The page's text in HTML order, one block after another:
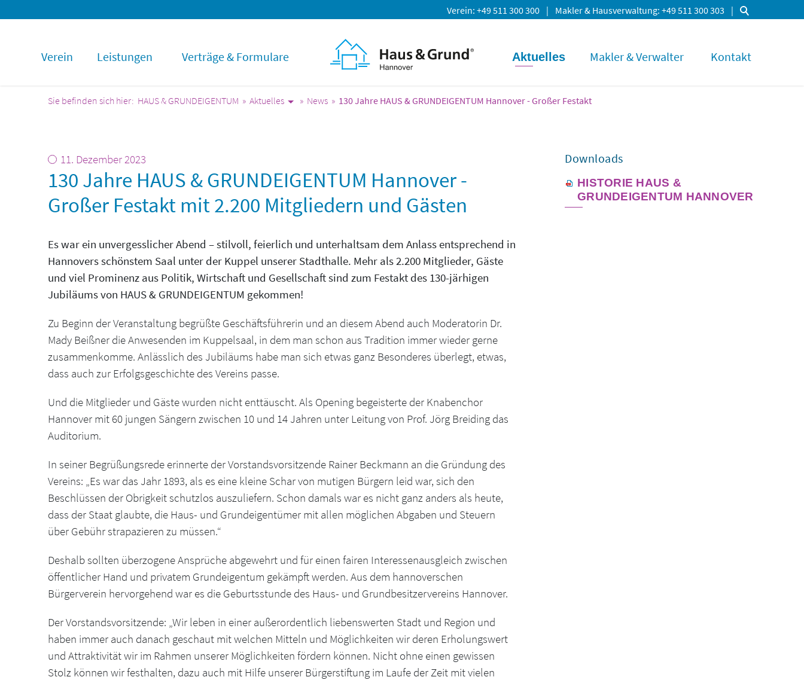
Verein +49 511 300 300 Makler & Hausverwaltung +49 511 300 303
Verein Leistungen Verträge & Formulare Aktuelles Makler & Verwalter Kontakt
HAUS & GRUNDEIGENTUM Aktuelles News 130 Jahre HAUS & GRUNDEIGENTUM Hannover - Großer Festakt
11. Dezember 2023
130 Jahre HAUS & GRUNDEIGENTUM Hannover -
Großer Festakt mit 2.200 Mitgliedern und Gästen
Es war ein unvergesslicher Abend – stilvoll, feierlich und unterhaltsam dem Anlass entsprechend in
Hannovers schönstem Saal unter der Kuppel unserer Stadthalle. Mehr als 2.200 Mitglieder, Gäste
und viel Prominenz aus Politik, Wirtschaft und Gesellschaft sind zum Festakt des 130-järhigen
Jubiläums von HAUS & GRUNDEIGENTUM gekommen!
Zu Beginn der Veranstaltung begrüßte Geschäftsführerin und an diesem Abend auch Moderatorin Dr.
Mady Beißner die Anwesenden im Kuppelsaal, in dem man schon aus Tradition immer wieder gerne
zusammenkomme. Anlässlich des Jubiläums habe man sich etwas ganz Besonderes überlegt, etwas,
dass auch zur Erfolgsgeschichte des Vereins passe.
Und die Mitglieder und Gäste wurden nicht enttäuscht. Als Opening begeisterte der Knabenchor
Hannover mit 60 jungen Sängern zwischen 10 und 14 Jahren unter Leitung von Prof. Jörg Breiding das
Auditorium.
In seiner Begrüßungsrede erinnerte der Vorstandsvorsitzende Rainer Beckmann an die Gründung des
Vereins: „Es war das Jahr 1893, als es eine kleine Schar von mutigen Bürgern leid war, sich den
Beschlüssen der Obrigkeit schutzlos auszuliefern. Schon damals war es nicht ganz anders als heute,
dass der Staat glaubte, die Haus- und Grundeigentümer mit allen möglichen Abgaben und Steuern
über Gebühr strapazieren zu müssen.“
Deshalb sollten überzogene Ansprüche abgewehrt und für einen fairen Interessenausgleich zwischen
öffentlicher Hand und privatem Grundeigentum gekämpft werden. Aus dem hannoverschen
Bürgerverein hervorgehend war es die Geburtsstunde des Haus- und Grundbesitzervereins Hannover.
Der Vorstandsvorsitzende: „Wir leben in einer außerordentlich liebenswerten Stadt und Region und
haben immer auch danach geschaut mit welchen Mitteln und Möglichkeiten wir deren Erholungswert
und Attraktivität wir im Rahmen unserer Möglichkeiten fördern können. Nicht ohne einen gewissen
Stolz können wir festhalten, dazu auch mit Hilfe unserer Bürgerstiftung im Laufe der Zeit mit vielen
Downloads
HISTORIE HAUS &
GRUNDEIGENTUM HANNOVER